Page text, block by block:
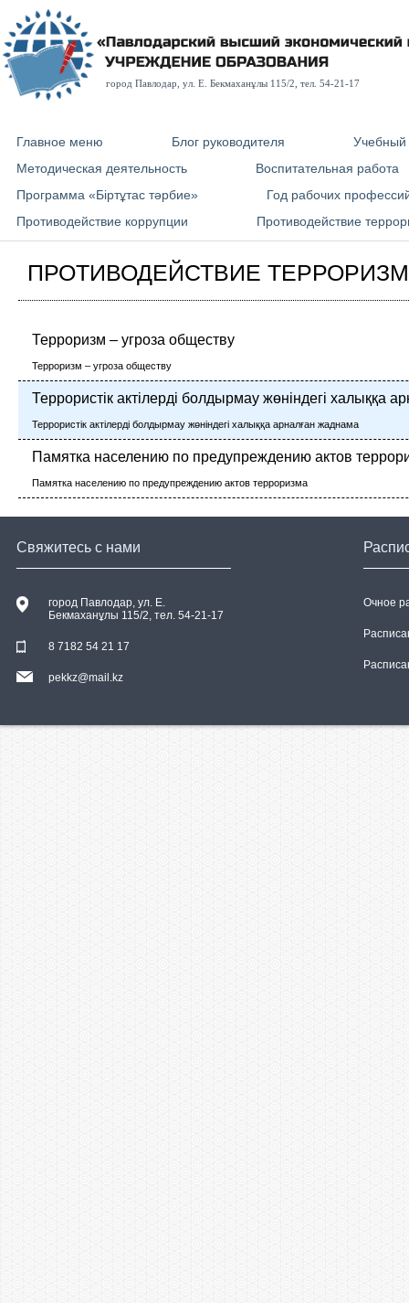
город Павлодар, ул. E. Бекмаханұлы 115/2, тел. 54-21-17
Главное меню Блог руководителя
Учебный
Методическая деятельность
Воспитательная работа
Программа «Біртұтас тәрбие»
Год рабочих
Противодействие коррупции
Противодействие
ПРОТИВОДЕЙСТВИЕ
Терроризм – угроза обществу
Терроризм – угроза обществу
Террористік актілерді болдырмау жөніндегі халыққа
Террористік актілерді болдырмау жөніндегі халыққа арналған жаднама
Памятка населению по предупреждению актов
Памятка населению по предупреждению актов терроризма
Свяжитесь с нами
город Павлодар, ул. E.
Бекмаханұлы 115/2, тел. 54-21-17
8 7182 54 21 17
pekkz@mail.kz
Очное